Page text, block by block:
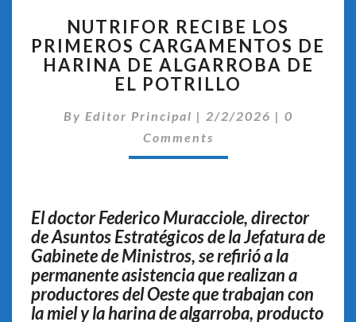
RECIBE
LOS
PRIMEROS
CARGAMENTOS
HARINA
DE
NUTRIFOR RECIBE LOS
PRIMEROS CARGAMENTOS DE
HARINA DE ALGARROBA DE
EL POTRILLO
By Editor Principal | 2/2/2026 | 0
Comments
El doctor Federico Muracciole, director
de Asuntos Estratégicos de la Jefatura de
Gabinete de Ministros, se refirió a la
permanente asistencia que realizan a
productores del Oeste que trabajan con
la miel y la harina de algarroba, producto